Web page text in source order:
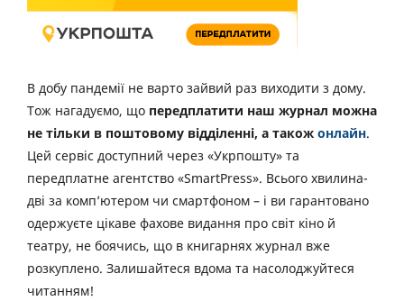
В добу пандемії не варто зайвий раз виходити з дому.
Тож нагадуємо, що передплатити наш журнал можна
не тільки в поштовому відділенні, а також онлайн.
Цей сервіс доступний через «Укрпошту» та
передплатне агентство «SmartPress». Всього хвилина-
дві за комп’ютером чи смартфоном – і ви гарантовано
одержуєте цікаве фахове видання про світ кіно й
театру, не боячись, що в книгарнях журнал вже
розкуплено. Залишайтеся вдома та насолоджуйтеся
читанням!